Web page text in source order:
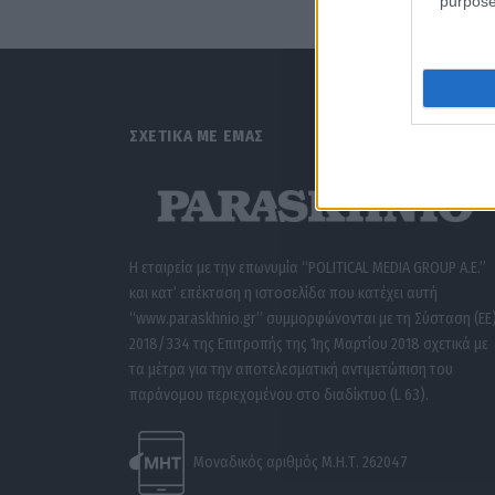
ΣΧΕΤΙΚΑ ΜΕ ΕΜΑΣ
Η εταιρεία με την επωνυμία “POLITICAL MEDIA GROUP A.E.”
και κατ’ επέκταση η ιστοσελίδα που κατέχει αυτή
“www.paraskhnio.gr” συμμορφώνονται με τη Σύσταση (ΕΕ)
2018/334 της Επιτροπής της 1ης Μαρτίου 2018 σχετικά με
τα μέτρα για την αποτελεσματική αντιμετώπιση του
παράνομου περιεχομένου στο διαδίκτυο (L 63).
Μοναδικός αριθμός Μ.Η.Τ. 262047